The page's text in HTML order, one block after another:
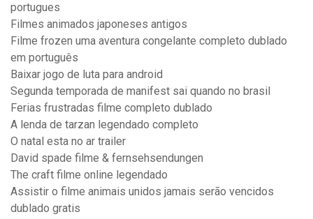
portugues
Filmes animados japoneses antigos
Filme frozen uma aventura congelante completo dublado
em português
Baixar jogo de luta para android
Segunda temporada de manifest sai quando no brasil
Ferias frustradas filme completo dublado
A lenda de tarzan legendado completo
O natal esta no ar trailer
David spade filme & fernsehsendungen
The craft filme online legendado
Assistir o filme animais unidos jamais serão vencidos
dublado gratis